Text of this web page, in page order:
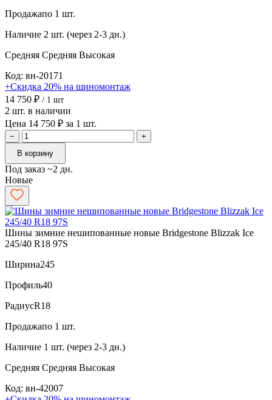
Продажапо 1 шт.
Наличие 2 шт. (через 2-3 дн.)
Средняя Средняя Высокая
Код: вн-20171
+Скидка 20% на шиномонтаж
14 750 ₽ / 1 шт
2 шт. в наличии
Цена 14 750 ₽ за 1 шт.
−
+
В корзину
Под заказ ~2 дн.
Новые
Шины зимние нешипованные новые Bridgestone Blizzak Ice
245/40 R18 97S
Ширина245
Профиль40
РадиусR18
Продажапо 1 шт.
Наличие 1 шт. (через 2-3 дн.)
Средняя Средняя Высокая
Код: вн-42007